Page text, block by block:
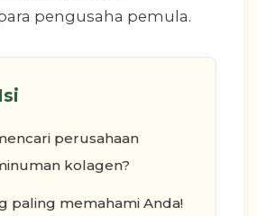
pengusaha pemula.
perusahaan
kolagen?
paling memahami Anda!